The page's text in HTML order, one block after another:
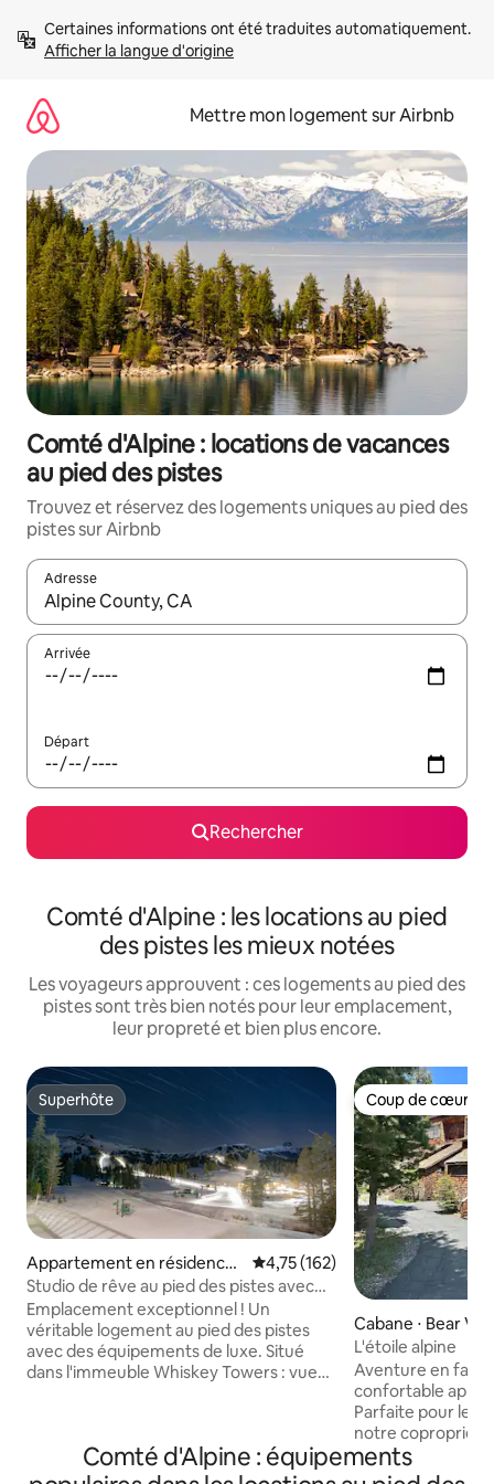
directement
Afficher la langue d'origine
Mettre mon logement sur Airbnb
Comté d'Alpine : locations de vacances
au pied des pistes
Trouvez et réservez des logements uniques au pied des
pistes sur Airbnb
Adresse
Lorsque les résultats s'affichent, utilisez les flèches vers le
Arrivée
Départ
Rechercher
Comté d'Alpine : les locations au pied
des pistes les mieux notées
Les voyageurs approuvent : ces logements au pied des
pistes sont très bien notés pour leur emplacement,
leur propreté et bien plus encore.
Superhôte
Superhôte
Appartement en résidence ⋅
Kirkwood
Évaluation moyenne sur la
4,75 (162)
Studio de rêve au pied des pistes avec
vue sur la montagne
Emplacement exceptionnel ! Un
véritable logement au pied des pistes
avec des équipements de luxe. Situé
dans l'immeuble Whiskey Towers : vues
village, le magasin général et d'autres
restaurants sont à deux pas. Le
Coup de cœur
Coup de cœur
Cabane ⋅ Bear
L'étoile alpine
Aventure en
confortable
Parfaite pour les
notre
offre un accès
complète, des
Comté d'Alpine : équipements